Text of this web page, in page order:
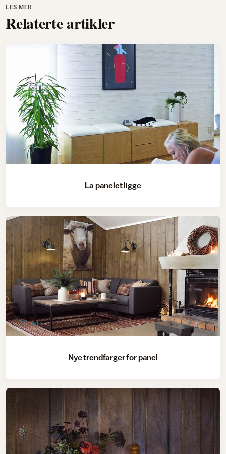
LES MER
Relaterte artikler
La panelet ligge
Trender
Nye trendfarger for panel